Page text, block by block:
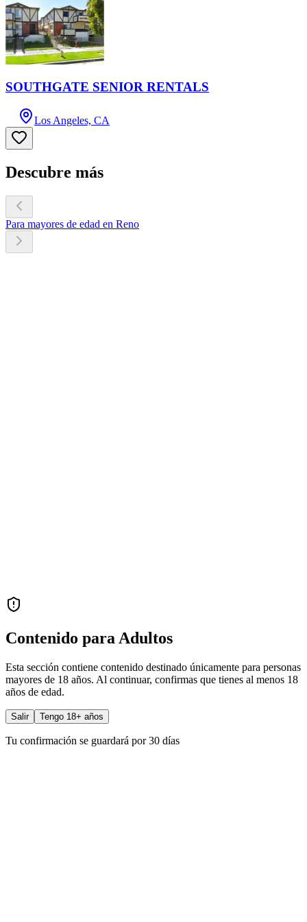
SOUTHGATE SENIOR RENTALS
Los Angeles, CA
Descubre más
Para mayores de edad en Reno
Contenido para Adultos
Esta sección contiene contenido destinado únicamente para personas
mayores de 18 años. Al continuar, confirmas que tienes al menos 18
años de edad.
Salir Tengo 18+ años
Tu confirmación se guardará por 30 días